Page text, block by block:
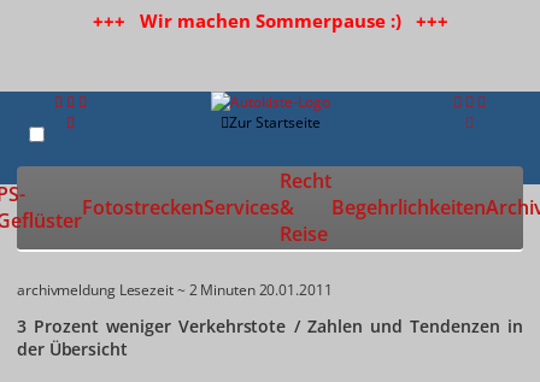
+++ Wir machen Sommerpause :) +++
Zur Startseite
FotostreckenServices
Recht
&
Reise
Begehrlichkeiten
archivmeldung Lesezeit ~ 2 Minuten20.01.2011
3 Prozent weniger Verkehrstote / Zahlen und Tendenzen in
der Übersicht